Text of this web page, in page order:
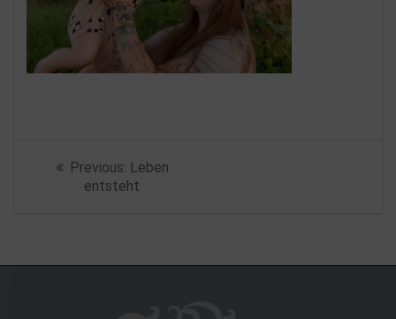
Beitragsnavigation
Previous: Previous
post:
Leben
entsteht